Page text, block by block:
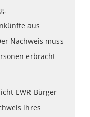
aus
Nachweis muss
erbracht
EWR-Bürger
ihres